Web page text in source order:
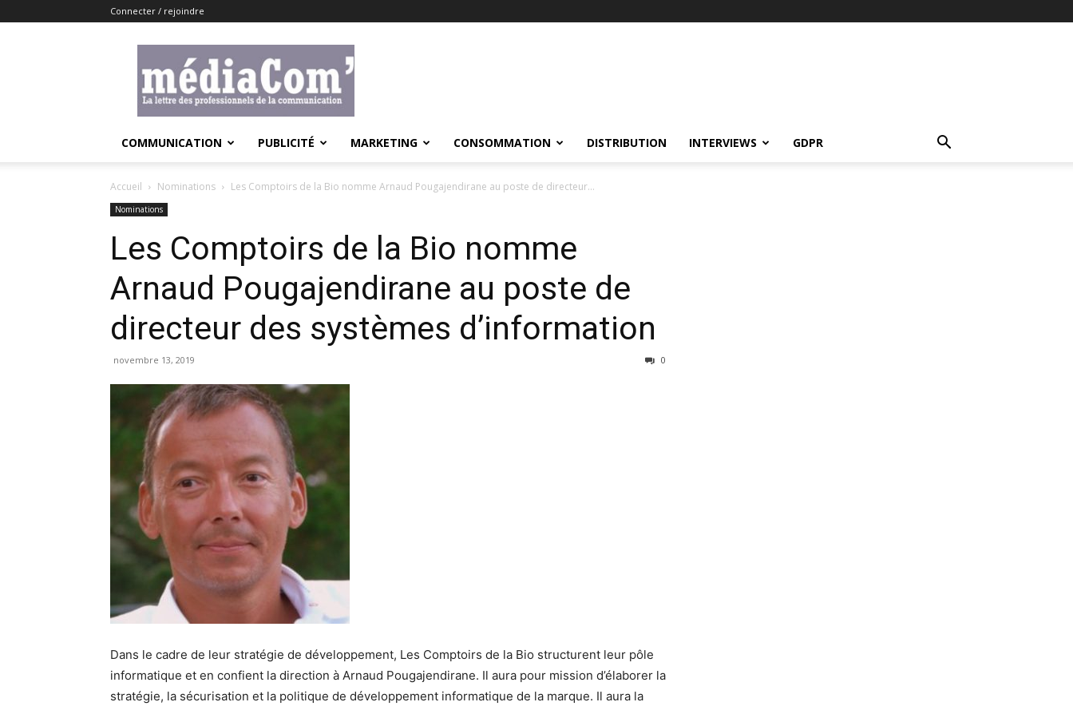
Connecter / rejoindre
COMMUNICATION PUBLICITÉ MARKETING CONSOMMATION DISTRIBUTION INTERVIEWS GDPR
Accueil Nominations Les Comptoirs de la Bio nomme Arnaud Pougajendirane au poste de directeur...
Nominations
Les Comptoirs de la Bio nomme
Arnaud Pougajendirane au poste de
directeur des systèmes d’information
novembre 13, 2019 0
Dans le cadre de leur stratégie de développement, Les Comptoirs de la Bio structurent leur pôle
informatique et en confient la direction à Arnaud Pougajendirane. Il aura pour mission d’élaborer la
stratégie, la sécurisation et la politique de développement informatique de la marque. Il aura la